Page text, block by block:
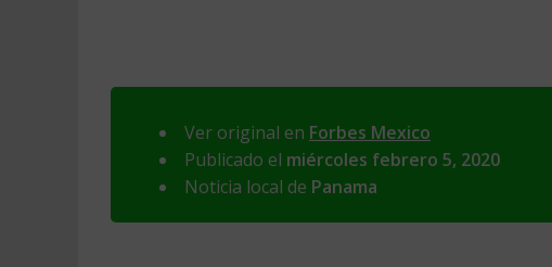
Ver original en Forbes Mexico
Publicado el miércoles febrero 5, 2020
Noticia local de Panama